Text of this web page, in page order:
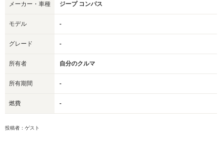
メーカー・車種 ジープ コンパス
モデル -
グレード -
所有者 自分のクルマ
所有期間 -
燃費 -
投稿者：ゲスト